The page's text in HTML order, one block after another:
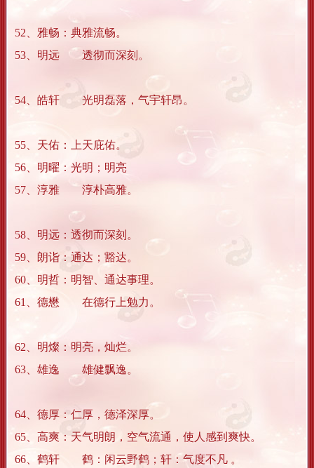
52、雅畅：典雅流畅。
53、明远 透彻而深刻。
54、皓轩 光明磊落，气宇轩昂。
55、天佑：上天庇佑。
56、明曜：光明；明亮
57、淳雅 淳朴高雅。
58、明远：透彻而深刻。
59、朗诣：通达；豁达。
60、明哲：明智、通达事理。
61、德懋 在德行上勉力。
62、明燦：明亮，灿烂。
63、雄逸 雄健飘逸。
64、德厚：仁厚，德泽深厚。
65、高爽：天气明朗，空气流通，使人感到爽快。
66、鹤轩 鹤：闲云野鹤；轩：气度不凡 。